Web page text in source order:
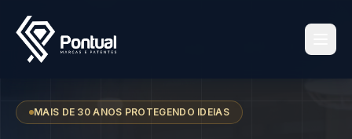
MAIS DE 30 ANOS PROTEGENDO IDEIAS